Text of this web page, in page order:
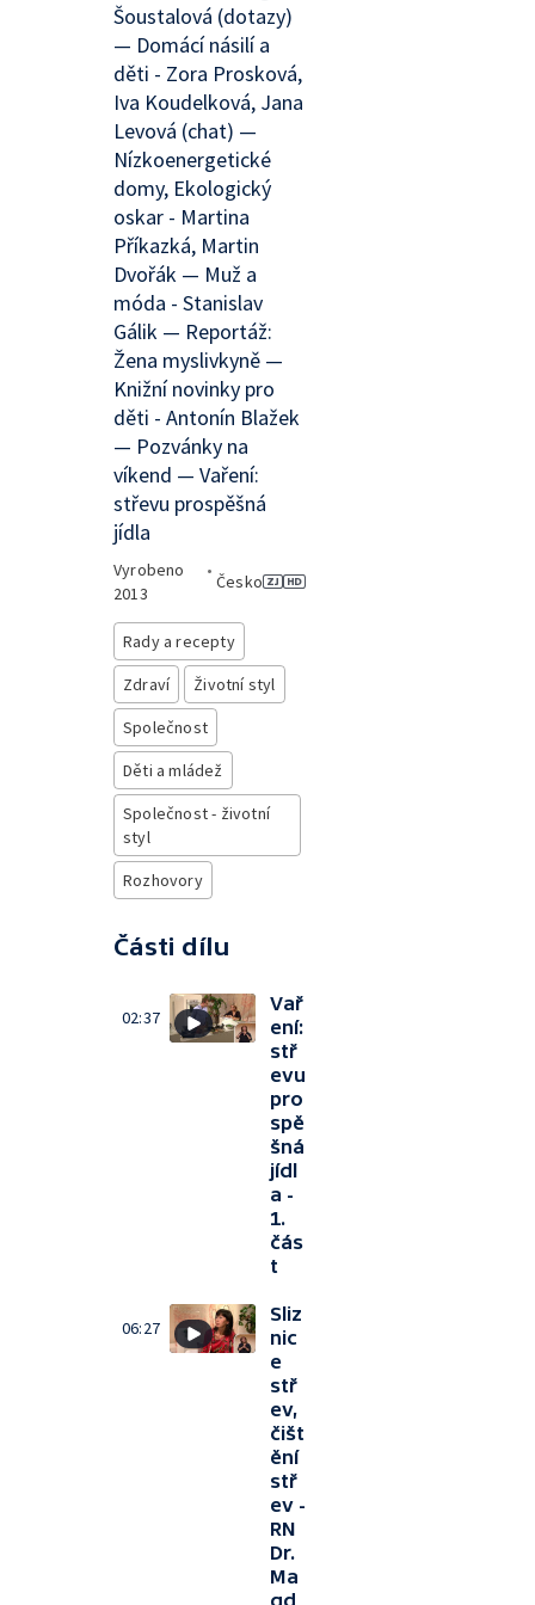
Šoustalová (dotazy)
— Domácí násilí a
děti - Zora Prosková,
Iva Koudelková, Jana
Levová (chat) —
Nízkoenergetické
domy, Ekologický
oskar - Martina
Příkazká, Martin
Dvořák — Muž a
móda - Stanislav
Gálik — Reportáž:
Žena myslivkyně —
Knižní novinky pro
děti - Antonín Blažek
— Pozvánky na
víkend — Vaření:
střevu prospěšná
jídla
Vyrobeno
2013
•
Česko
Rady a recepty
Zdraví
Životní styl
Společnost
Děti a mládež
Společnost - životní
styl
Rozhovory
Části dílu
02:37
Vař
ení:
stř
evu
pro
spě
šná
jídl
a -
1.
čás
t
06:27
Sliz
nic
e
stř
ev,
čišt
ění
stř
ev -
RN
Dr.
Ma
gd